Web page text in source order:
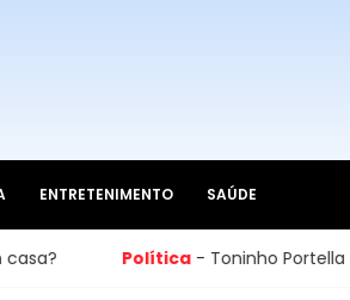
ENTRETENIMENTO SAÚDE
Política - Toninho Portella assume